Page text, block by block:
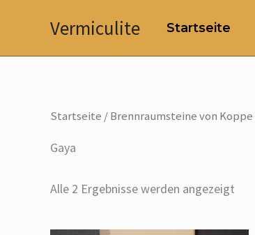
Vermiculite Startseite
Startseite /Brennraumsteine von Koppe
Gaya
Alle 2 Ergebnisse werden angezeigt